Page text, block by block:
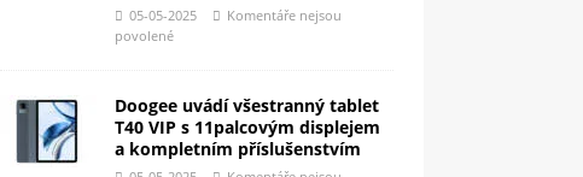
05-05-2025
Komentáře nejsou
povolené
Doogee uvádí všestranný tablet
T40 VIP s 11palcovým displejem
a kompletním příslušenstvím